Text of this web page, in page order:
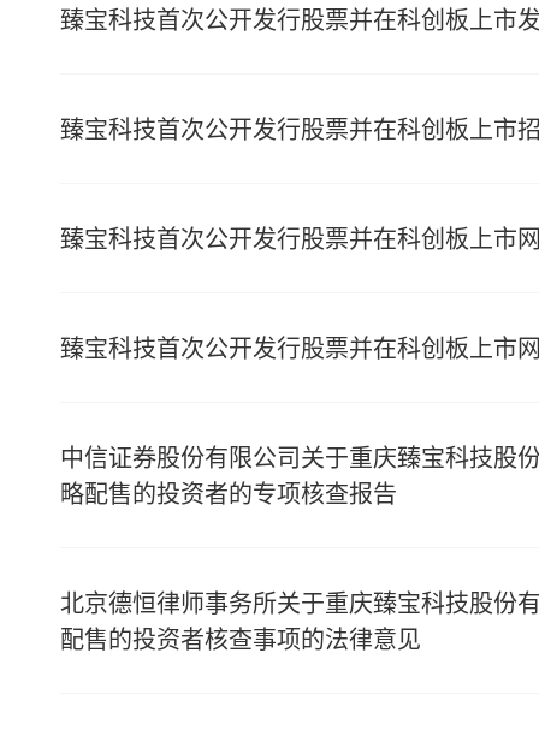
臻宝科技首次公开发行股票并在科创板上市
臻宝科技首次公开发行股票并在科创板上市
臻宝科技首次公开发行股票并在科创板上市
臻宝科技首次公开发行股票并在科创板上市
中信证券股份有限公司关于重庆臻宝科技股
略配售的投资者的专项核查报告
北京德恒律师事务所关于重庆臻宝科技股份
配售的投资者核查事项的法律意见